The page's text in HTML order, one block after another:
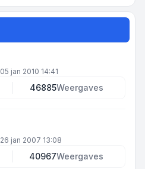
05 jan 2010 14:41
46885Weergaves
26 jan 2007 13:08
40967Weergaves